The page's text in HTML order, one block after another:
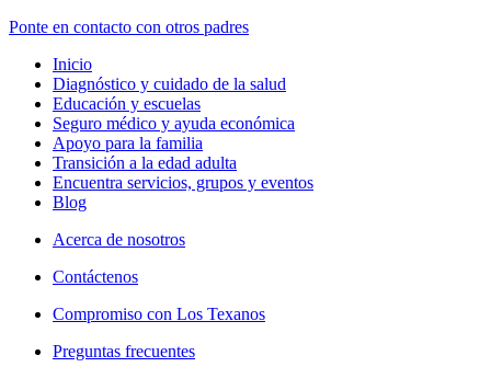
Ponte en contacto con otros padres
Inicio
Diagnóstico y cuidado de la salud
Educación y escuelas
Seguro médico y ayuda económica
Apoyo para la familia
Transición a la edad adulta
Encuentra servicios, grupos y eventos
Blog
Acerca de nosotros
Contáctenos
Compromiso con Los Texanos
Preguntas frecuentes